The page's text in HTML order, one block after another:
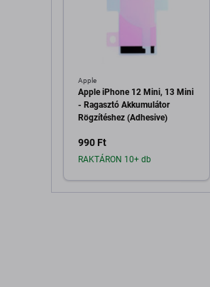
Apple
Apple iPhone 12 Mini, 13 Mini
- Ragasztó Akkumulátor
Rögzítéshez (Adhesive)
990 Ft
RAKTÁRON 10+ db